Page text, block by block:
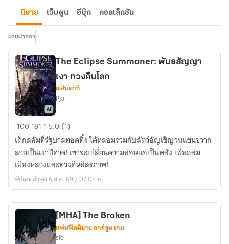
นิยาย เว็บตูน อีบุ๊ก คอลเล็กชัน
นามปากกา
The
Eclipse
Summoner:
พันธ
สัญญา
เงา
คืน
The Eclipse Summoner: พันธสัญญา
เงา ทวงคืนโลก
แฟนตาซี
Pja
100181 1 5.0 (1)
เด็กสลัมที่รัฐบาลทอดทิ้ง ได้หลอมรวมกับสัตว์อัญเชิญจนแขนขวาก
ลายเป็นเงาปีศาจ! เขาจะเปลี่ยนความอ่อนแอเป็นพลัง เพื่อถล่ม
เมืองหลวงและทวงคืนอิสรภาพ!
อัปเดตล่าสุด 6 ส.ค. 69 / 07:05 น.
[MHA] The Broken
แฟนฟิคนิยาย การ์ตูน เกม
sio